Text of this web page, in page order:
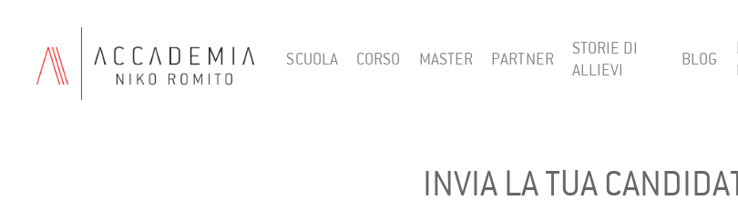
SCUOLA CORSO MASTER PARTNER
STORIE DI
ALLIEVI
BLOG
INVIA LA TUA